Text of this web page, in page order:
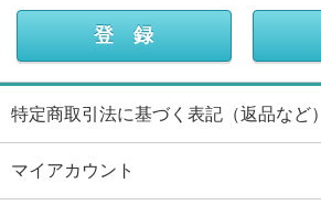
特定商取引法に基づく表記（返品など）
マイアカウント